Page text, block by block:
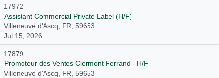
17972
Assistant Commercial Private Label (H/F)
Villeneuve d'Ascq, FR, 59653
Jul 15, 2026
17879
Promoteur des Ventes Clermont Ferrand - H/F
Villeneuve d'Ascq, FR, 59653